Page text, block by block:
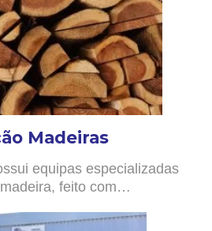
Madeiras
equipas especializadas
feito com…